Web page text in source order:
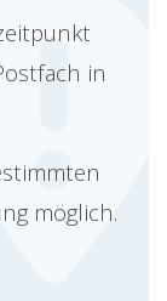
in
möglich.